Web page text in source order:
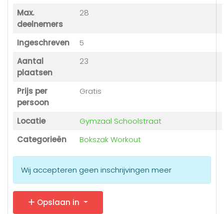
Max.
deelnemers
28
Ingeschreven
5
Aantal
plaatsen
23
Prijs per
persoon
Gratis
Locatie
Gymzaal Schoolstraat
Categorieën
Bokszak Workout
Wij accepteren geen inschrijvingen meer
Opslaan in